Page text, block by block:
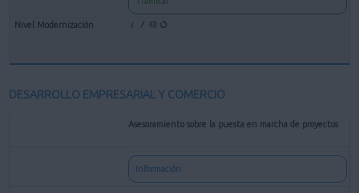
DESARROLLO EMPRESARIAL Y COMERCIO
Asesoramiento sobre la puesta en marcha de proyectos
Información